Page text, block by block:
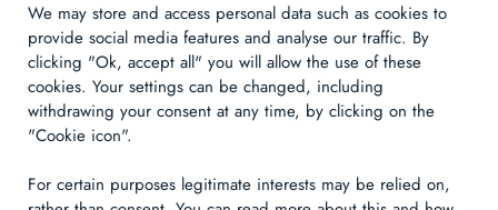
Informativa sulla privacy
Informazioni legali
We may store and access personal data such as cookies to
provide social media features and analyse our traffic. By
clicking "Ok, accept all" you will allow the use of these
cookies. Your settings can be changed, including
withdrawing your consent at any time, by clicking on the
"Cookie icon".
For certain purposes legitimate interests may be relied on,